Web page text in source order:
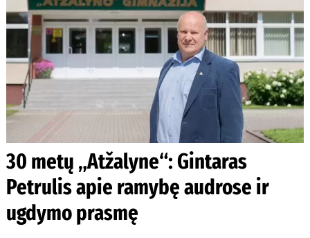
30 metų „Atžalyne“: Gintaras
Petrulis apie ramybę audrose ir
ugdymo prasmę